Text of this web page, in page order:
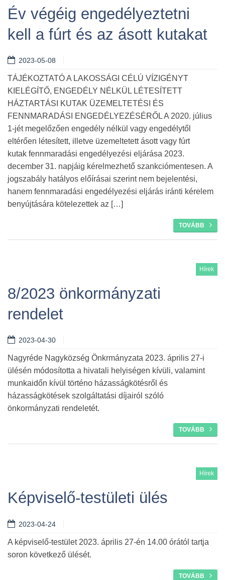
Év végéig engedélyeztetni
kell a fúrt és az ásott kutakat
2023-05-08
TÁJÉKOZTATÓ A LAKOSSÁGI CÉLÚ VÍZIGÉNYT
KIELÉGÍTŐ, ENGEDÉLY NÉLKÜL LÉTESÍTETT
HÁZTARTÁSI KUTAK ÜZEMELTETÉSI ÉS
FENNMARADÁSI ENGEDÉLYEZÉSÉRŐL A 2020. július
1-jét megelőzően engedély nélkül vagy engedélytől
eltérően létesített, illetve üzemeltetett ásott vagy fúrt
kutak fennmaradási engedélyezési eljárása 2023.
december 31. napjáig kérelmezhető szankciómentesen. A
jogszabály hatályos előírásai szerint nem bejelentési,
hanem fennmaradási engedélyezési eljárás iránti kérelem
benyújtására kötelezettek az […]
TOVÁBB
Hírek
8/2023 önkormányzati
rendelet
2023-04-30
Nagyréde Nagyközség Önkrmányzata 2023. április 27-i
ülésén módosította a hivatali helyiségen kívüli, valamint
munkaidőn kívül történo házasságkötésről és
házasságkötések szolgáltatási díjairól szóló
önkormányzati rendeletét.
TOVÁBB
Hírek
Képviselő-testületi ülés
2023-04-24
A képviselő-testület 2023. április 27-én 14.00 órától tartja
soron következő ülését.
TOVÁBB